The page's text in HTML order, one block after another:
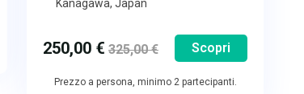
Kanagawa, Japan
250,00 € 325,00€ Scopri